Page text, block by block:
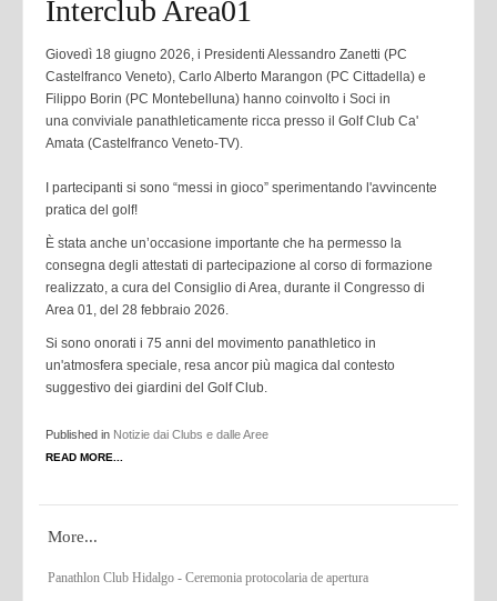
Interclub Area01
Giovedì 18 giugno 2026, i Presidenti Alessandro Zanetti (PC
Castelfranco Veneto), Carlo Alberto Marangon (PC Cittadella) e
Filippo Borin (PC Montebelluna) hanno coinvolto i Soci in
una conviviale panathleticamente ricca presso il Golf Club Ca'
Amata (Castelfranco Veneto-TV).
I partecipanti si sono “messi in gioco” sperimentando l'avvincente
pratica del golf!
È stata anche un’occasione importante che ha permesso la
consegna degli attestati di partecipazione al corso di formazione
realizzato, a cura del Consiglio di Area, durante il Congresso di
Area 01, del 28 febbraio 2026.
Si sono onorati i 75 anni del movimento panathletico in
un'atmosfera speciale, resa ancor più magica dal contesto
suggestivo dei giardini del Golf Club.
Published in Notizie dai Clubs e dalle Aree
READ MORE...
More...
Panathlon Club Hidalgo - Ceremonia protocolaria de apertura